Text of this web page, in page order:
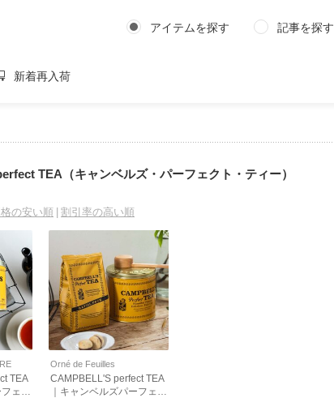
アイテムを探す 記事を探す
新着再入荷
TEA（キャンベルズ・パーフェクト・ティー）
の安い順 割引率の高い順
TEA
フェク
Orné de Feuilles
CAMPBELL'S perfect TEA
｜キャンベルズパーフェク